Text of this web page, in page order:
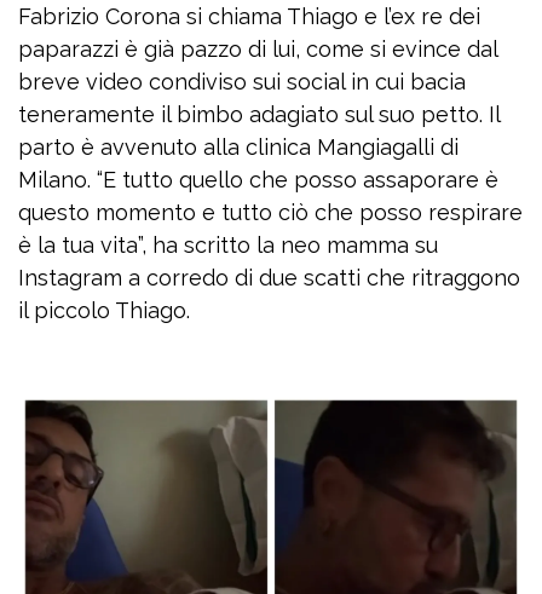
Fabrizio Corona si chiama Thiago e l’ex re dei
paparazzi è già pazzo di lui, come si evince dal
breve video condiviso sui social in cui bacia
teneramente il bimbo adagiato sul suo petto. Il
parto è avvenuto alla clinica Mangiagalli di
Milano. “E tutto quello che posso assaporare è
questo momento e tutto ciò che posso respirare
è la tua vita”, ha scritto la neo mamma su
Instagram a corredo di due scatti che ritraggono
il piccolo Thiago.